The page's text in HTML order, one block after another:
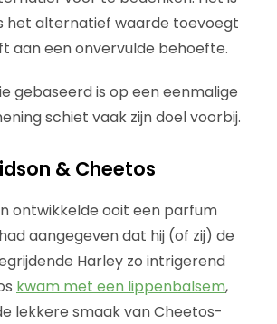
het alternatief waarde toevoegt
aan een onvervulde behoefte.
gebaseerd is op een eenmalige
schiet vaak zijn doel voorbij.
& Cheetos
ontwikkelde ooit een parfum
aangegeven dat hij (of zij) de
Harley zo intrigerend
kwam met een lippenbalsem,
lekkere smaak van Cheetos-